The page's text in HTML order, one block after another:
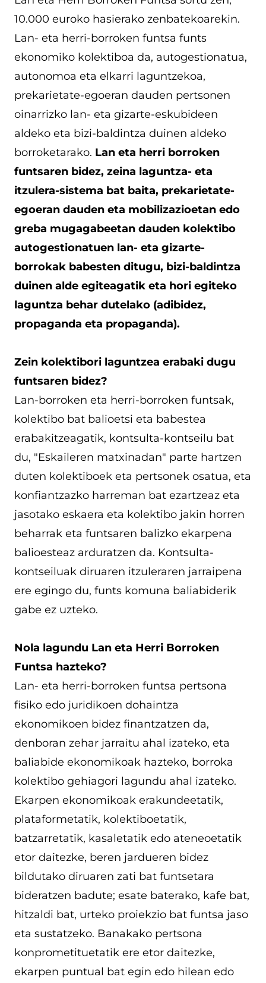
10.000 euroko hasierako zenbatekoarekin.
Lan- eta herri-borroken funtsa funts
ekonomiko kolektiboa da, autogestionatua,
autonomoa eta elkarri laguntzekoa,
prekarietate-egoeran dauden pertsonen
oinarrizko lan- eta gizarte-eskubideen
aldeko eta bizi-baldintza duinen aldeko
borroketarako. Lan eta herri borroken
funtsaren bidez, zeina laguntza- eta
itzulera-sistema bat baita, prekarietate-
egoeran dauden eta mobilizazioetan edo
greba mugagabeetan dauden kolektibo
autogestionatuen lan- eta gizarte-
borrokak babesten ditugu, bizi-baldintza
duinen alde egiteagatik eta hori egiteko
laguntza behar dutelako (adibidez,
propaganda eta propaganda).
Zein kolektibori laguntzea erabaki dugu
funtsaren bidez?
Lan-borroken eta herri-borroken funtsak,
kolektibo bat balioetsi eta babestea
erabakitzeagatik, kontsulta-kontseilu bat
du, "Eskaileren matxinadan" parte hartzen
duten kolektiboek eta pertsonek osatua, eta
konfiantzazko harreman bat ezartzeaz eta
jasotako eskaera eta kolektibo jakin horren
beharrak eta funtsaren balizko ekarpena
balioesteaz arduratzen da. Kontsulta-
kontseiluak diruaren itzuleraren jarraipena
ere egingo du, funts komuna baliabiderik
gabe ez uzteko.
Nola lagundu Lan eta Herri Borroken
Funtsa hazteko?
Lan- eta herri-borroken funtsa pertsona
fisiko edo juridikoen dohaintza
ekonomikoen bidez finantzatzen da,
denboran zehar jarraitu ahal izateko, eta
baliabide ekonomikoak hazteko, borroka
kolektibo gehiagori lagundu ahal izateko.
Ekarpen ekonomikoak erakundeetatik,
plataformetatik, kolektiboetatik,
batzarretatik, kasaletatik edo ateneoetatik
etor daitezke, beren jardueren bidez
bildutako diruaren zati bat funtsetara
bideratzen badute; esate baterako, kafe bat,
hitzaldi bat, urteko proiekzio bat funtsa jaso
eta sustatzeko. Banakako pertsona
konprometituetatik ere etor daitezke,
ekarpen puntual bat egin edo hilean edo